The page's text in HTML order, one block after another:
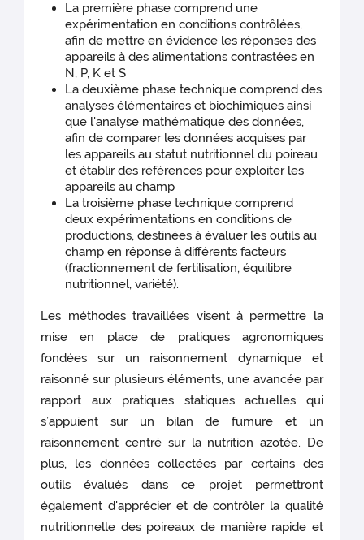
La première phase comprend une
expérimentation en conditions contrôlées,
afin de mettre en évidence les réponses des
appareils à des alimentations contrastées en
N, P, K et S
La deuxième phase technique comprend des
analyses élémentaires et biochimiques ainsi
que l'analyse mathématique des données,
afin de comparer les données acquises par
les appareils au statut nutritionnel du poireau
et établir des références pour exploiter les
appareils au champ
La troisième phase technique comprend
deux expérimentations en conditions de
productions, destinées à évaluer les outils au
champ en réponse à différents facteurs
(fractionnement de fertilisation, équilibre
nutritionnel, variété).
Les méthodes travaillées visent à permettre la
mise en place de pratiques agronomiques
fondées sur un raisonnement dynamique et
raisonné sur plusieurs éléments, une avancée par
rapport aux pratiques statiques actuelles qui
s’appuient sur un bilan de fumure et un
raisonnement centré sur la nutrition azotée. De
plus, les données collectées par certains des
outils évalués dans ce projet permettront
également d'apprécier et de contrôler la qualité
nutritionnelle des poireaux de manière rapide et